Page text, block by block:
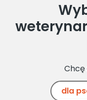
dla